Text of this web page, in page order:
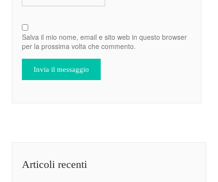
Salva il mio nome, email e sito web in questo browser
per la prossima volta che commento.
Articoli recenti